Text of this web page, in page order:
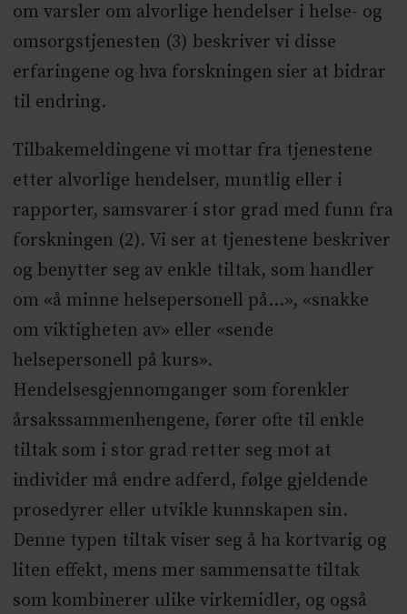
om varsler om alvorlige hendelser i helse- og
omsorgstjenesten (3) beskriver vi disse
erfaringene og hva forskningen sier at bidrar
til endring.
Tilbakemeldingene vi mottar fra tjenestene
etter alvorlige hendelser, muntlig eller i
rapporter, samsvarer i stor grad med funn fra
forskningen (2). Vi ser at tjenestene beskriver
og benytter seg av enkle tiltak, som handler
om «å minne helsepersonell på…», «snakke
om viktigheten av» eller «sende
helsepersonell på kurs».
Hendelsesgjennomganger som forenkler
årsakssammenhengene, fører ofte til enkle
tiltak som i stor grad retter seg mot at
individer må endre adferd, følge gjeldende
prosedyrer eller utvikle kunnskapen sin.
Denne typen tiltak viser seg å ha kortvarig og
liten effekt, mens mer sammensatte tiltak
som kombinerer ulike virkemidler, og også